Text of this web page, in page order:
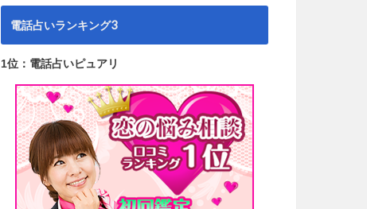
電話占いランキング3
1位：電話占いピュアリ